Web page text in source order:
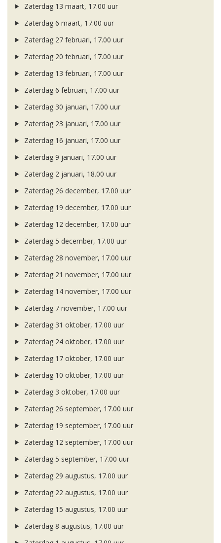
Zaterdag 13 maart, 17.00 uur
Zaterdag 6 maart, 17.00 uur
Zaterdag 27 februari, 17.00 uur
Zaterdag 20 februari, 17.00 uur
Zaterdag 13 februari, 17.00 uur
Zaterdag 6 februari, 17.00 uur
Zaterdag 30 januari, 17.00 uur
Zaterdag 23 januari, 17.00 uur
Zaterdag 16 januari, 17.00 uur
Zaterdag 9 januari, 17.00 uur
Zaterdag 2 januari, 18.00 uur
Zaterdag 26 december, 17.00 uur
Zaterdag 19 december, 17.00 uur
Zaterdag 12 december, 17.00 uur
Zaterdag 5 december, 17.00 uur
Zaterdag 28 november, 17.00 uur
Zaterdag 21 november, 17.00 uur
Zaterdag 14 november, 17.00 uur
Zaterdag 7 november, 17.00 uur
Zaterdag 31 oktober, 17.00 uur
Zaterdag 24 oktober, 17.00 uur
Zaterdag 17 oktober, 17.00 uur
Zaterdag 10 oktober, 17.00 uur
Zaterdag 3 oktober, 17.00 uur
Zaterdag 26 september, 17.00 uur
Zaterdag 19 september, 17.00 uur
Zaterdag 12 september, 17.00 uur
Zaterdag 5 september, 17.00 uur
Zaterdag 29 augustus, 17.00 uur
Zaterdag 22 augustus, 17.00 uur
Zaterdag 15 augustus, 17.00 uur
Zaterdag 8 augustus, 17.00 uur